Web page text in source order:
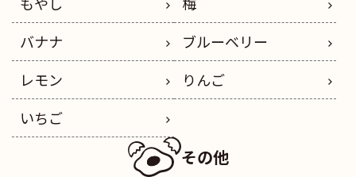
バナナ
ブルーベリー
レモン
りんご
いちご
その他